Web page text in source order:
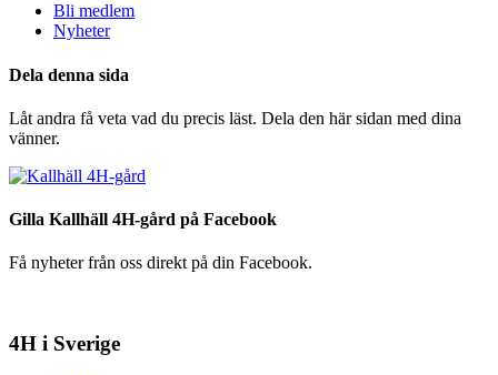
Bli medlem
Nyheter
Dela denna sida
Låt andra få veta vad du precis läst. Dela den här sidan med dina
vänner.
Gilla Kallhäll 4H-gård på Facebook
Få nyheter från oss direkt på din Facebook.
4H i Sverige